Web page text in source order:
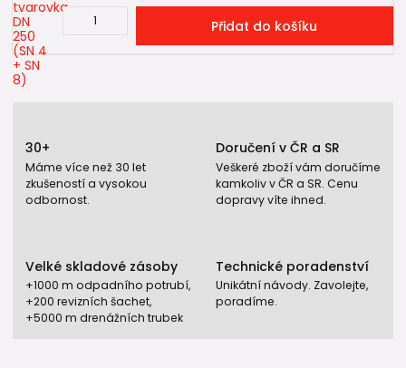
Přidat do košíku
30+
Máme více než 30 let
zkušeností a vysokou
odbornost.
Doručení v ČR a SR
Veškeré zboží vám doručíme
kamkoliv v ČR a SR. Cenu
dopravy víte ihned.
Velké skladové zásoby
+1000 m odpadního potrubí,
+200 revizních šachet,
+5000 m drenážních trubek
Technické poradenství
Unikátní návody. Zavolejte,
poradíme.